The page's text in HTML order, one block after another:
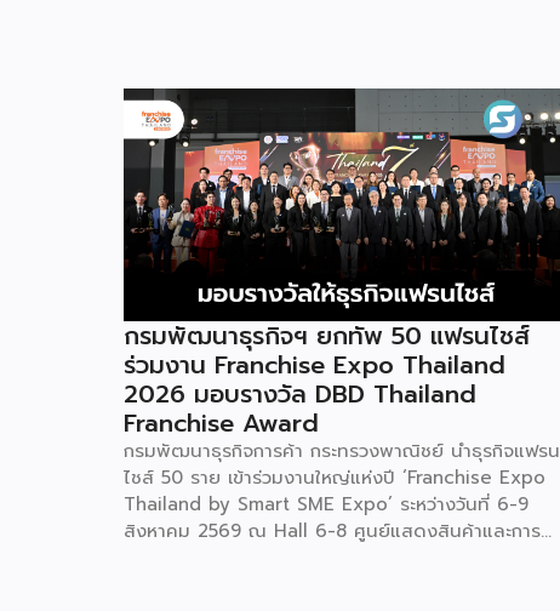
กรมพัฒนาธุรกิจฯ ยกทัพ 50 แฟรนไชส์
ร่วมงาน Franchise Expo Thailand
2026 มอบรางวัล DBD Thailand
Franchise Award
กรมพัฒนาธุรกิจการค้า กระทรวงพาณิชย์ นำธุรกิจแฟรน
ไชส์ 50 ราย เข้าร่วมงานใหญ่แห่งปี ‘Franchise Expo
Thailand by Smart SME Expo’ ระหว่างวันที่ 6-9
สิงหาคม 2569 ณ Hall 6-8 ศูนย์แสดงสินค้าและการ